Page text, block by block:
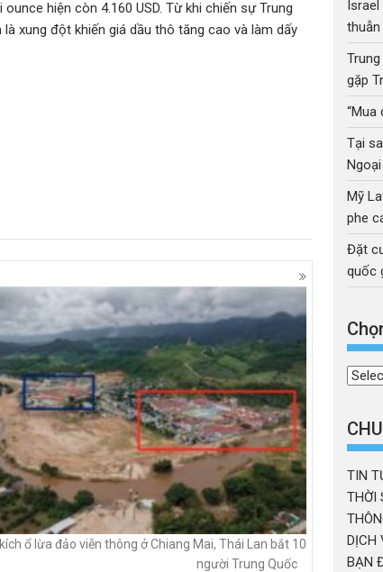
hiện còn 4.160 USD. Từ khi chiến sự Trung
xung đột khiến giá dầu thô tăng cao và làm dấy
ổ lừa đảo viễn thông ở Chiang Mai, Thái Lan bắt 10
người Trung Quốc
thuẫn
gặp
“Mua
Tại
Mỹ
phe
Đặt
quốc
Chọn
mục
TIN
THỜI
DỊCH
BẠN